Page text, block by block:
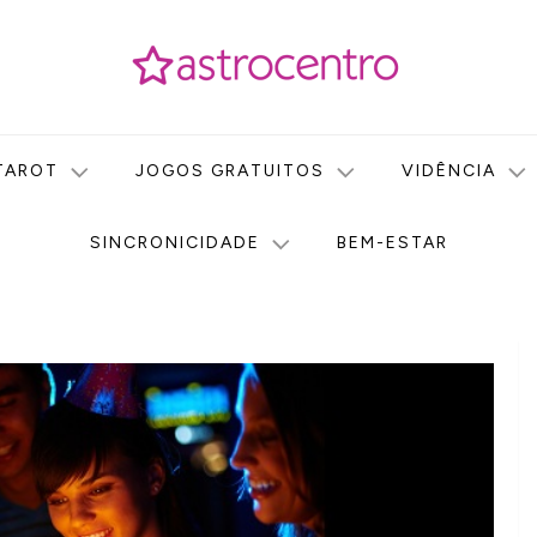
JOGOS GRATUITOS VIDÊNCIA
SINCRONICIDADE BEM-ESTAR